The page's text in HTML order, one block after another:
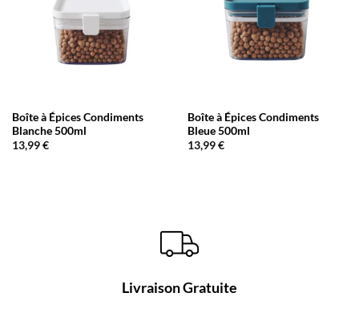
Boîte à Épices Condiments
Blanche 500ml
13,99€
Boîte à Épices Condiments
Bleue 500ml
13,99€
Livraison Gratuite